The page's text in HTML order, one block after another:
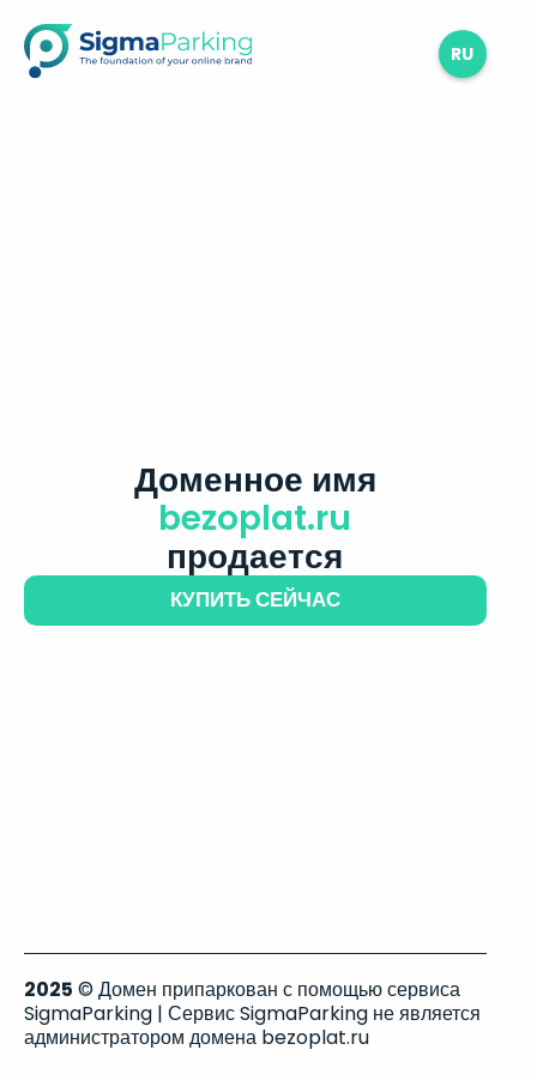
RU
Доменное имя
bezoplat.ru
продается
КУПИТЬ СЕЙЧАС
2025 © Домен припаркован с помощью сервиса
SigmaParking | Сервис SigmaParking не является
администратором домена bezoplat.ru